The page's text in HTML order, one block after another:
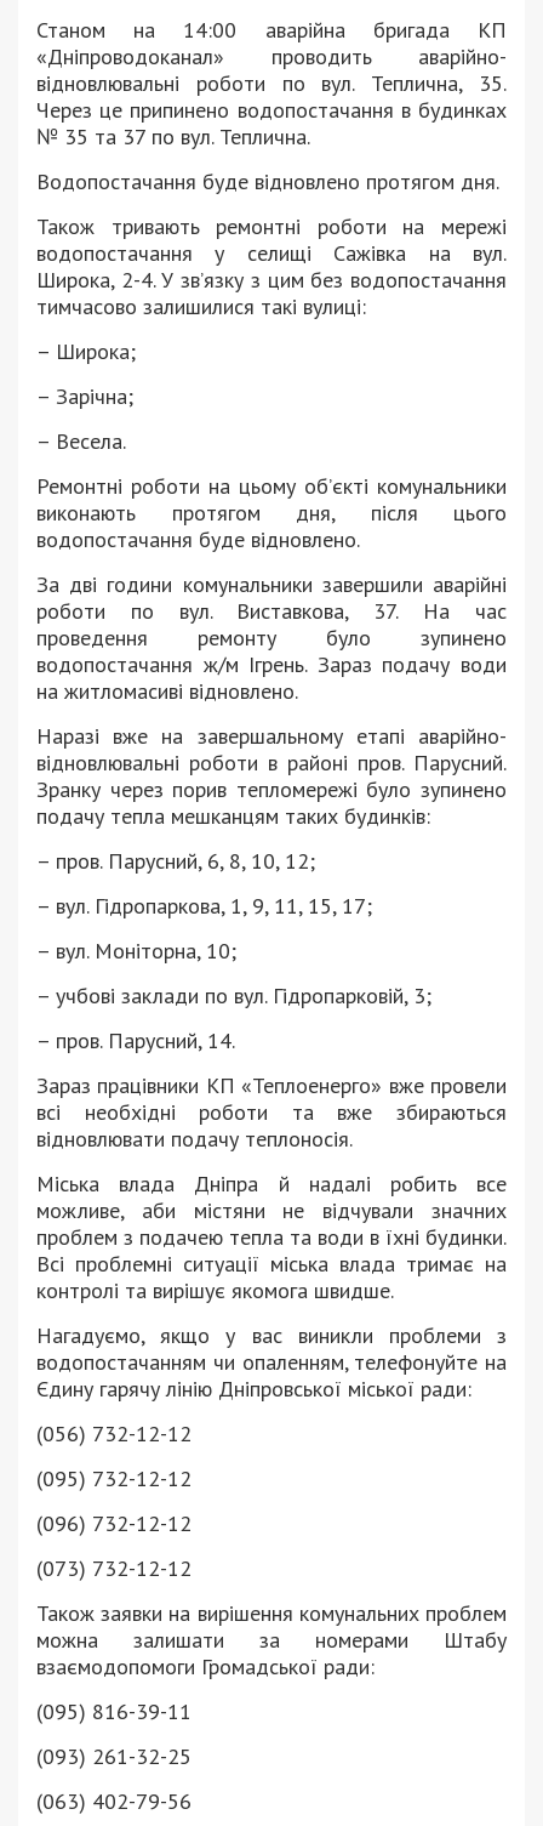
Станом на 14:00 аварійна бригада КП
«Дніпроводоканал» проводить аварійно-
відновлювальні роботи по вул. Теплична, 35.
Через це припинено водопостачання в будинках
№ 35 та 37 по вул. Теплична.
Водопостачання буде відновлено протягом дня.
Також тривають ремонтні роботи на мережі
водопостачання у селищі Сажівка на вул.
Широка, 2-4. У зв’язку з цим без водопостачання
тимчасово залишилися такі вулиці:
– Широка;
– Зарічна;
– Весела.
Ремонтні роботи на цьому об’єкті комунальники
виконають протягом дня, після цього
водопостачання буде відновлено.
За дві години комунальники завершили аварійні
роботи по вул. Виставкова, 37. На час
проведення ремонту було зупинено
водопостачання ж/м Ігрень. Зараз подачу води
на житломасиві відновлено.
Наразі вже на завершальному етапі аварійно-
відновлювальні роботи в районі пров. Парусний.
Зранку через порив тепломережі було зупинено
подачу тепла мешканцям таких будинків:
– пров. Парусний, 6, 8, 10, 12;
– вул. Гідропаркова, 1, 9, 11, 15, 17;
– вул. Моніторна, 10;
– учбові заклади по вул. Гідропарковій, 3;
– пров. Парусний, 14.
Зараз працівники КП «Теплоенерго» вже провели
всі необхідні роботи та вже збираються
відновлювати подачу теплоносія.
Міська влада Дніпра й надалі робить все
можливе, аби містяни не відчували значних
проблем з подачею тепла та води в їхні будинки.
Всі проблемні ситуації міська влада тримає на
контролі та вирішує якомога швидше.
Нагадуємо, якщо у вас виникли проблеми з
водопостачанням чи опаленням, телефонуйте на
Єдину гарячу лінію Дніпровської міської ради:
(056) 732-12-12
(095) 732-12-12
(096) 732-12-12
(073) 732-12-12
Також заявки на вирішення комунальних проблем
можна залишати за номерами Штабу
взаємодопомоги Громадської ради:
(095) 816-39-11
(093) 261-32-25
(063) 402-79-56